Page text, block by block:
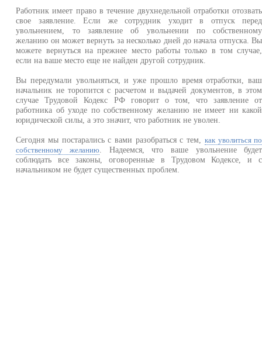
Работник имеет право в течение двухнедельной отработки отозвать
свое заявление. Если же сотрудник уходит в отпуск перед
увольнением, то заявление об увольнении по собственному
желанию он может вернуть за несколько дней до начала отпуска. Вы
можете вернуться на прежнее место работы только в том случае,
если на ваше место еще не найден другой сотрудник.
Вы передумали увольняться, и уже прошло время отработки, ваш
начальник не торопится с расчетом и выдачей документов, в этом
случае Трудовой Кодекс РФ говорит о том, что заявление от
работника об уходе по собственному желанию не имеет ни какой
юридической силы, а это значит, что работник не уволен.
Сегодня мы постарались с вами разобраться с тем, как уволиться по
собственному желанию. Надеемся, что ваше увольнение будет
соблюдать все законы, оговоренные в Трудовом Кодексе, и с
начальником не будет существенных проблем.